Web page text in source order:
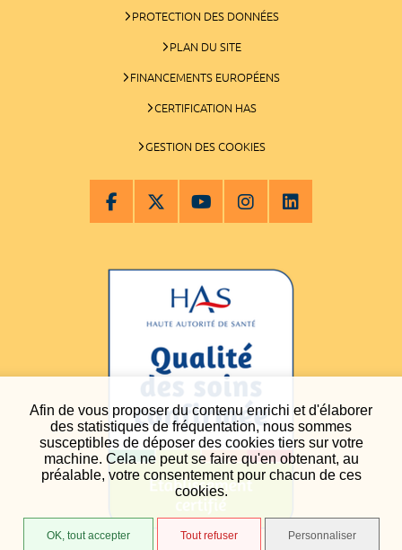
Afin de vous proposer du contenu enrichi et d'élaborer
des statistiques de fréquentation, nous sommes
susceptibles de déposer des cookies tiers sur votre
machine. Cela ne peut se faire qu'en obtenant, au
préalable, votre consentement pour chacun de ces
cookies.
OK, tout accepter Tout refuser Personnaliser
PROTECTION DES DONNÉES
PLAN DU SITE
FINANCEMENTS EUROPÉENS
CERTIFICATION HAS
GESTION DES COOKIES